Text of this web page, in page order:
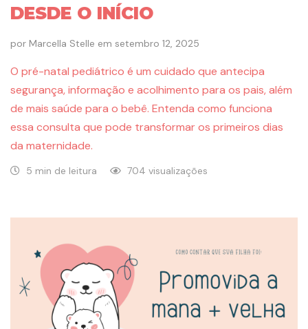
DESDE O INÍCIO
por Marcella Stelle em setembro 12, 2025
O pré-natal pediátrico é um cuidado que antecipa
segurança, informação e acolhimento para os pais, além
de mais saúde para o bebê. Entenda como funciona
essa consulta que pode transformar os primeiros dias
da maternidade.
5 min de leitura 704 visualizações